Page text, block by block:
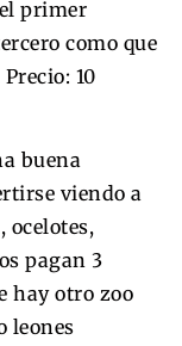
primer
como que
10
buena
viendo a
ocelotes,
pagan 3
hay otro zoo
leones